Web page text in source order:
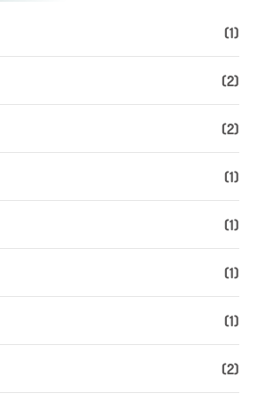
(1)
(2)
(2)
(1)
(1)
(1)
(1)
(2)